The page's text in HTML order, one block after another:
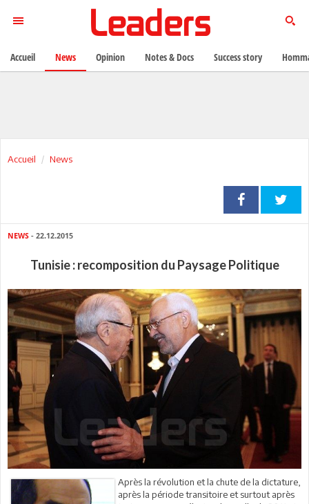
Accueil News
NEWS - 22.12.2015
Tunisie : recomposition du Paysage Politique
Après la révolution et la chute de la dictature,
après la période transitoire et surtout après
Accueil News Opinion Notes & Docs Success story